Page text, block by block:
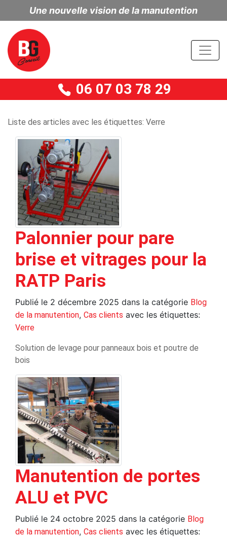
Une nouvelle vision de la manutention
06 07 03 78 29
Liste des articles avec les étiquettes: Verre
Palonnier pour pare
brise et vitrages pour la
RATP Paris
Publié le 2 décembre 2025 dans la catégorie Blog
de la manutention, Cas clients avec les étiquettes:
Verre
Solution de levage pour panneaux bois et poutre de
bois
Manutention de portes
ALU et PVC
Publié le 24 octobre 2025 dans la catégorie Blog
de la manutention, Cas clients avec les étiquettes: